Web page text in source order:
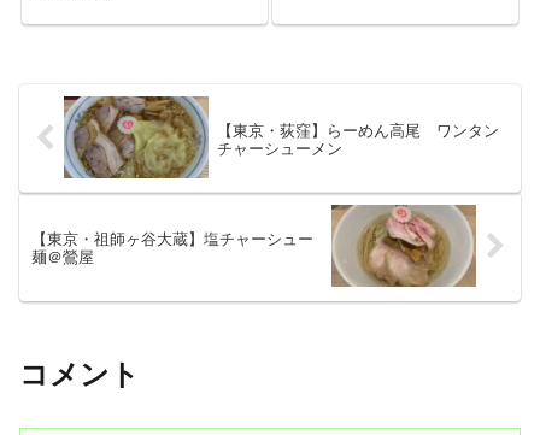
【東京・荻窪】らーめん高尾 ワンタン
チャーシューメン
【東京・祖師ヶ谷大蔵】塩チャーシュー
麺＠鶯屋
コメント